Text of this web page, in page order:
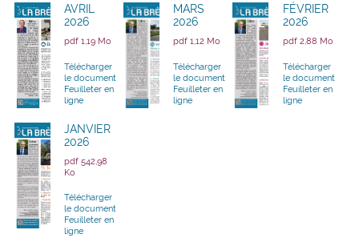
AVRIL
2026
pdf 1,19 Mo
Télécharger
le document
Feuilleter en
ligne
MARS
2026
pdf 1,12 Mo
Télécharger
le document
Feuilleter en
ligne
FÉVRIER
2026
pdf 2,88 Mo
Télécharger
le document
Feuilleter en
ligne
JANVIER
2026
pdf 542,98
Ko
Télécharger
le document
Feuilleter en
ligne